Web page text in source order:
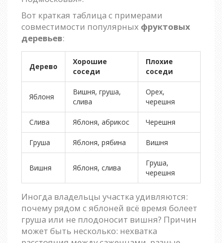
Вот краткая таблица с примерами
совместимости популярных фруктовых
деревьев:
Дерево
Хорошие
соседи
Плохие
соседи
Яблоня
Вишня, груша,
слива
Орех,
черешня
Слива Яблоня, абрикос Черешня
Груша Яблоня, рябина Вишня
Вишня Яблоня, слива
Груша,
черешня
Иногда владельцы участка удивляются:
почему рядом с яблоней всё время болеет
груша или не плодоносит вишня? Причин
может быть несколько: нехватка